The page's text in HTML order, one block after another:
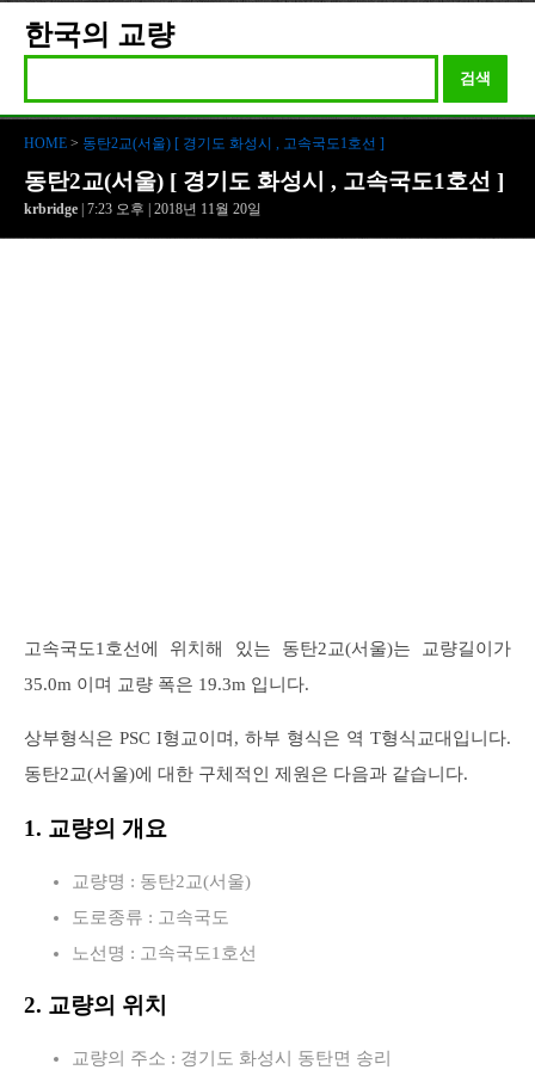
한국의 교량
검색
HOME > 동탄2교(서울) [ 경기도 화성시 , 고속국도1호선 ]
동탄2교(서울) [ 경기도 화성시 , 고속국도1호선 ]
krbridge | 7:23 오후 | 2018년 11월 20일
고속국도1호선에 위치해 있는 동탄2교(서울)는 교량길이가
35.0m 이며 교량 폭은 19.3m 입니다.
상부형식은 PSC I형교이며, 하부 형식은 역 T형식교대입니다.
동탄2교(서울)에 대한 구체적인 제원은 다음과 같습니다.
1. 교량의 개요
교량명 : 동탄2교(서울)
도로종류 : 고속국도
노선명 : 고속국도1호선
2. 교량의 위치
교량의 주소 : 경기도 화성시 동탄면 송리